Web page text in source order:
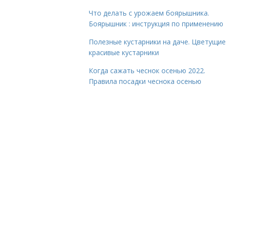
Что делать с урожаем боярышника.
Боярышник : инструкция по применению
Полезные кустарники на даче. Цветущие
красивые кустарники
Когда сажать чеснок осенью 2022.
Правила посадки чеснока осенью